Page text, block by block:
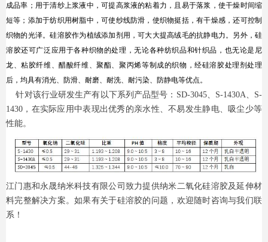
成品率；用于清纱上浆液中，可提高浆液的粘着力，且易于落浆，使干燥时间缩
短等；添加于纺织用树脂中，可使纱线防滑，使织物挺括，有干燥感，还可控制
织物的光泽。硅溶胶作为植绒添加剂用，可大大提高绒毛的抗静电力。另外，硅
溶胶还可广泛应用于各种织物的处理，无论各种纺织品和针织品，也无论是尼
龙、粘胶纤维、醋酸纤维、聚酯、聚丙烯等制成的织物，经硅溶胶处理剂处理
后，均具有消光、防滑、耐磨、耐洗、耐污染、防静电等优点。
针对该行业研发生产有以下系列产品型号：SD-3045、S-1430A、S-
1430，在实际应用中表现出优秀的亲水性、不易发生静电、吸尘少等
性能。
江门惠和永晟纳米科技有限公司致力提供纳米二氧化硅溶胶及延伸材
料完整解决方案。如果有关于硅溶胶的问题，欢迎随时咨询与我们联
系！